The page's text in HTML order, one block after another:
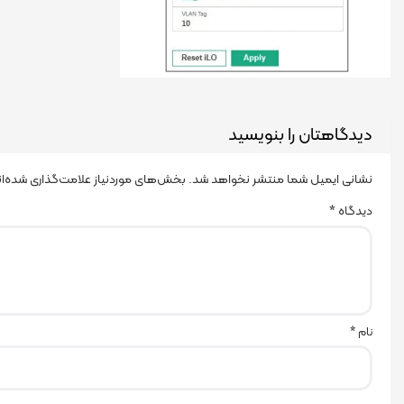
دیدگاهتان را بنویسید
نشانی ایمیل شما منتشر نخواهد شد. بخش‌های موردنیاز علامت‌گذاری
دیدگاه*
نام *